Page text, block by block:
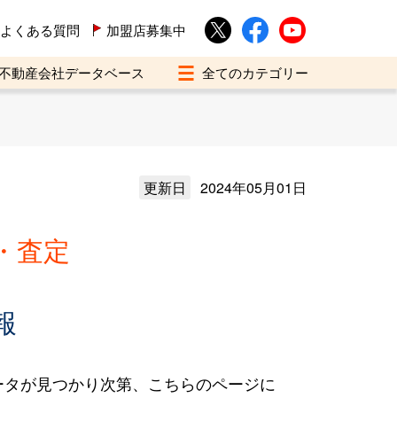
よくある質問 加盟店募集中
動産会社データベース
更新日 2024年05月01日
査定
が見つかり次第、こちらのページに